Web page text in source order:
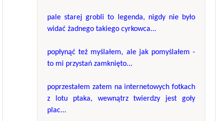
pale starej grobli to legenda, nigdy nie było
widać żadnego takiego cyrkowca...
popłynąć też myślałem, ale jak pomyślałem -
to mi przystań zamknięto...
poprzestałem zatem na internetowych fotkach
z lotu ptaka, wewnątrz twierdzy jest goły
plac...